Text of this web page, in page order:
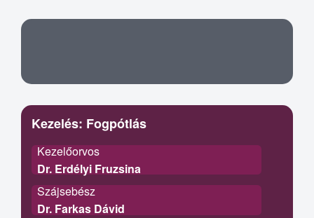
Kezelés: Fogpótlás
Kezelőorvos
Dr. Erdélyi Fruzsina
Szájsebész
Dr. Farkas Dávid